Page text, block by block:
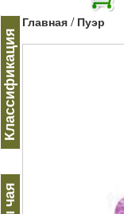
Классификация
Главная / Пуэр